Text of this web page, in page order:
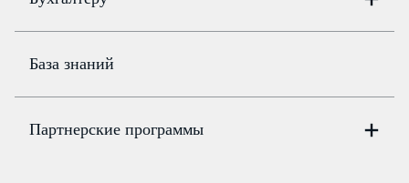
Цены
Бюро
Консультации по учёту и налогам
База знаний
Партнерские программы